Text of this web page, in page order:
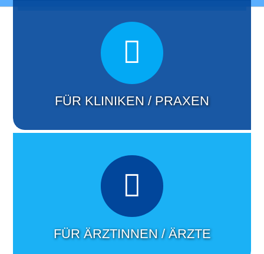
FÜR KLINIKEN / PRAXEN
FÜR ÄRZTINNEN / ÄRZTE